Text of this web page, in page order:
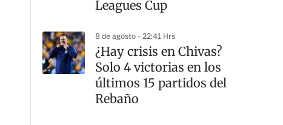
Leagues Cup
8 de agosto - 22:41 Hrs
¿Hay crisis en Chivas?
Solo 4 victorias en los
últimos 15 partidos del
Rebaño